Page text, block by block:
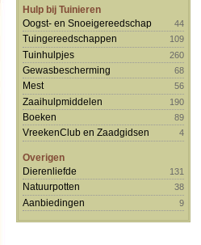
Hulp bij Tuinieren
Oogst- en Snoeigereedschap
44
Tuingereedschappen 109
Tuinhulpjes 260
Gewasbescherming 68
Mest 56
Zaaihulpmiddelen 190
Boeken 89
VreekenClub en Zaadgidsen 4
Overigen
Dierenliefde
131
Natuurpotten 38
Aanbiedingen 9